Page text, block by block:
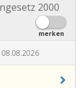
2000
merken
08.08.2026